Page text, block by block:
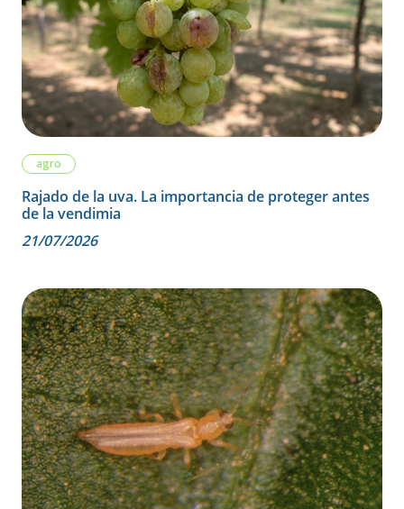
agro
Rajado de la uva. La importancia de proteger antes
de la vendimia
21/07/2026